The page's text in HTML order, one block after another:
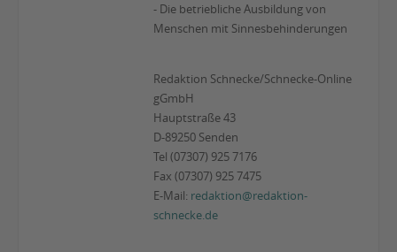
- Die betriebliche Ausbildung von
Menschen mit Sinnesbehinderungen
Redaktion Schnecke/Schnecke-Online
gGmbH
Hauptstraße 43
D-89250 Senden
Tel (07307) 925 7176
Fax (07307) 925 7475
E-Mail: redaktion@redaktion-
schnecke.de